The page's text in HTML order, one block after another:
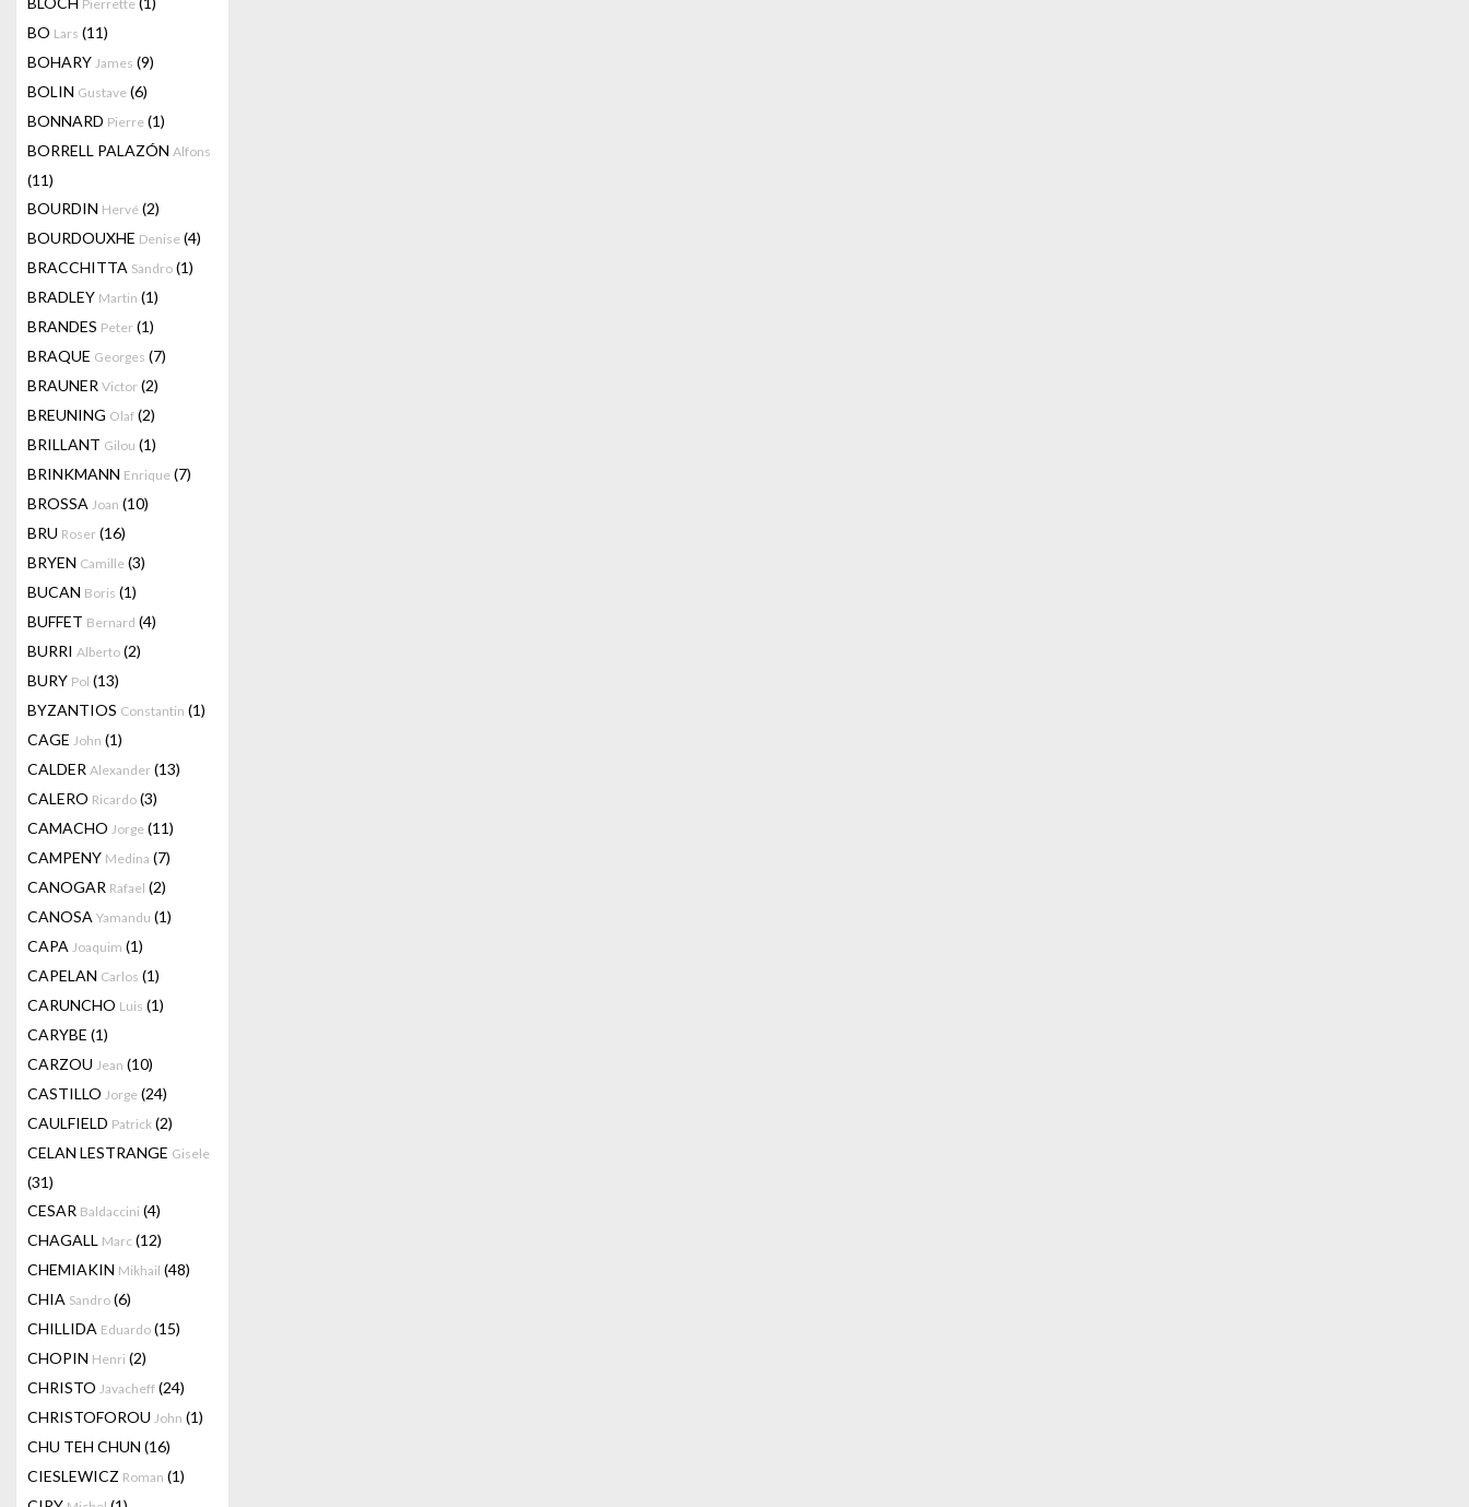
Pierrette
BO Lars (11)
BOHARY James (9)
BOLIN Gustave (6)
BONNARD Pierre (1)
BORRELL PALAZÓN Alfons
(11)
BOURDIN Hervé (2)
BOURDOUXHE Denise (4)
BRACCHITTA Sandro (1)
BRADLEY Martin (1)
BRANDES Peter (1)
BRAQUE Georges (7)
BRAUNER Victor (2)
BREUNING Olaf (2)
BRILLANT Gilou (1)
BRINKMANN Enrique (7)
BROSSA Joan (10)
BRU Roser (16)
BRYEN Camille (3)
BUCAN Boris (1)
BUFFET Bernard (4)
BURRI Alberto (2)
BURY Pol (13)
BYZANTIOS Constantin (1)
CAGE John (1)
CALDER Alexander (13)
CALERO Ricardo (3)
CAMACHO Jorge (11)
CAMPENY Medina (7)
CANOGAR Rafael (2)
CANOSA Yamandu (1)
CAPA Joaquim (1)
CAPELAN Carlos (1)
CARUNCHO Luis (1)
CARYBE (1)
CARZOU Jean (10)
CASTILLO Jorge (24)
CAULFIELD Patrick (2)
CELAN LESTRANGE Gisele
(31)
CESAR Baldaccini (4)
CHAGALL Marc (12)
CHEMIAKIN Mikhail (48)
CHIA Sandro (6)
CHILLIDA Eduardo (15)
CHOPIN Henri (2)
CHRISTO Javacheff (24)
CHRISTOFOROU John (1)
CHU TEH CHUN (16)
CIESLEWICZ Roman (1)